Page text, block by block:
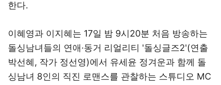
한다.
이혜영과 이지혜는 17일 밤 9시20분 처음 방송하는
돌싱남녀들의 연애·동거 리얼리티 '돌싱글즈2'(연출
박선혜, 작가 정선영)에서 유세윤 정겨운과 함께 돌
싱남녀 8인의 직진 로맨스를 관찰하는 스튜디오 MC